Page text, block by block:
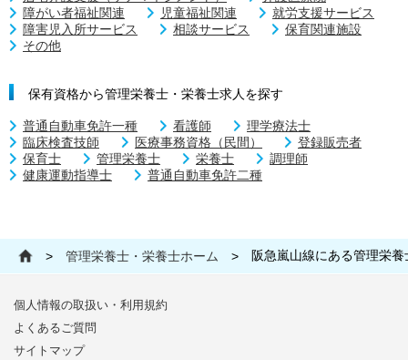
障がい者福祉関連
児童福祉関連
就労支援サービス
障害児入所サービス
相談サービス
保育関連施設
その他
保有資格から管理栄養士・栄養士求人を探す
普通自動車免許一種 看護師
理学療法士
臨床検査技師
医療事務資格（民間）
登録販売者
保育士
管理栄養士 栄養士
調理師
健康運動指導士
普通自動車免許二種
> 管理栄養士・栄養士ホーム > 阪急嵐山線にある管理栄
個人情報の取扱い・利用規約
よくあるご質問
サイトマップ